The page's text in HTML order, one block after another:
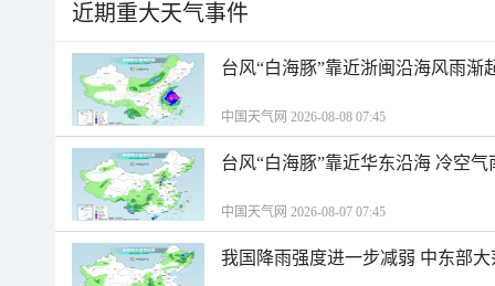
近期重大天气事件
台风“白海豚”靠近浙闽沿海风雨渐
中国天气网 2026-08-08 07:45
台风“白海豚”靠近华东沿海 冷空
中国天气网 2026-08-07 07:45
我国降雨强度进一步减弱 中东部